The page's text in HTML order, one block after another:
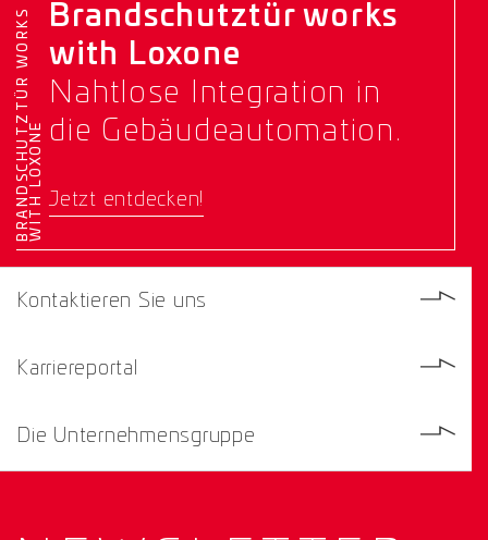
B
R
A
N
D
S
C
H
U
T
Z
T
Ü
R
W
O
R
K
S
W
I
T
H
L
O
X
O
NE
Brandschutztür works
with Loxone
Nahtlose Integration in
die Gebäudeautomation.
Jetzt entdecken!
Kontaktieren Sie uns
Karriereportal
Die Unternehmensgruppe